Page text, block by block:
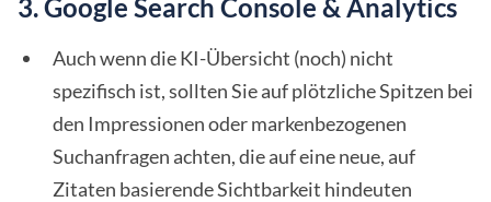
3. Google Search Console & Analytics
Auch wenn die KI-Übersicht (noch) nicht
spezifisch ist, sollten Sie auf plötzliche Spitzen bei
den Impressionen oder markenbezogenen
Suchanfragen achten, die auf eine neue, auf
Zitaten basierende Sichtbarkeit hindeuten